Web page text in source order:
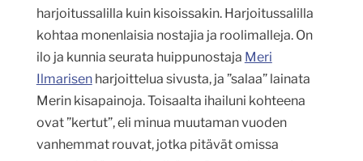
harjoitussalilla kuin kisoissakin. Harjoitussalilla
kohtaa monenlaisia nostajia ja roolimalleja. On
ilo ja kunnia seurata huippunostaja Meri
Ilmarisenharjoittelua sivusta, ja ”salaa” lainata
Merin kisapainoja. Toisaalta ihailuni kohteena
ovat ”kertut”, eli minua muutaman vuoden
vanhemmat rouvat, jotka pitävät omissa